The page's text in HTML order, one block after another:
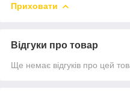
Приховати
Відгуки про товар
Ще немає відгуків про цей